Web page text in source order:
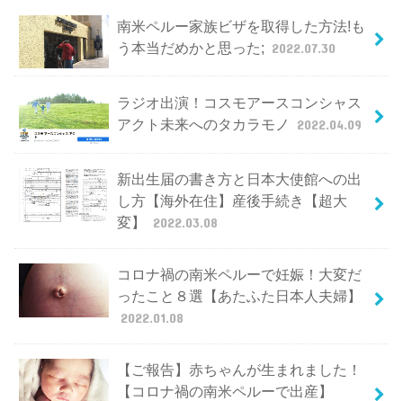
南米ペルー家族ビザを取得した方法!も
う本当だめかと思った; 2022.07.30
ラジオ出演！コスモアースコンシャス
アクト未来へのタカラモノ
2022.04.09
新出生届の書き方と日本大使館への出
し方【海外在住】産後手続き【超大
変】
2022.03.08
コロナ禍の南米ペルーで妊娠！大変だ
ったこと８選【あたふた日本人夫婦】
2022.01.08
【ご報告】赤ちゃんが生まれました！
【コロナ禍の南米ペルーで出産】